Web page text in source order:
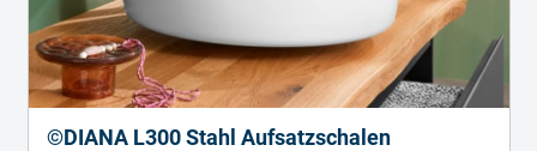
©DIANA L300 Stahl Aufsatzschalen